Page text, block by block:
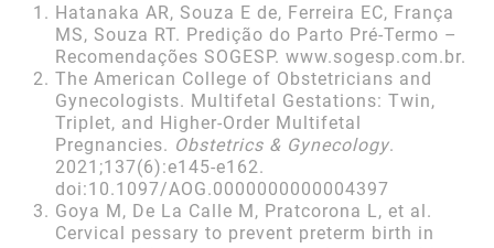
Hatanaka AR, Souza E de, Ferreira EC, França
MS, Souza RT. Predição do Parto Pré-Termo –
Recomendações SOGESP. www.sogesp.com.br.
The American College of Obstetricians and
Gynecologists. Multifetal Gestations: Twin,
Triplet, and Higher-Order Multifetal
Pregnancies. Obstetrics & Gynecology.
2021;137(6):e145-e162.
doi:10.1097/AOG.0000000000004397
Goya M, De La Calle M, Pratcorona L, et al.
Cervical pessary to prevent preterm birth in